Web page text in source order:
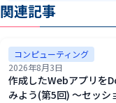
関連記事
コンピューティング
2026年8月3日
作成したWebアプリを
みよう(第5回) ～セッシ